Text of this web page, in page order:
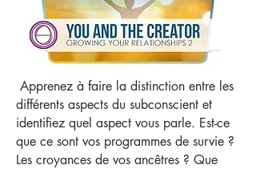
Apprenez à faire la distinction entre les
différents aspects du subconscient et
identifiez quel aspect vous parle. Est-ce
que ce sont vos programmes de survie ?
Les croyances de vos ancêtres ? Que